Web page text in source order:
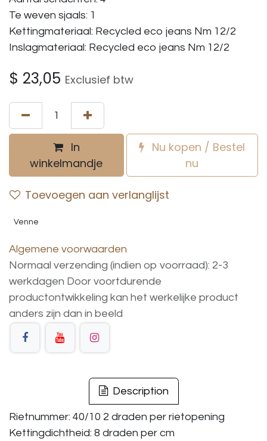
Te weven sjaals: 1
Kettingmateriaal: Recycled eco jeans Nm 12/2
Inslagmateriaal: Recycled eco jeans Nm 12/2
$ 23,05 Exclusief btw
In
winkelmandje
Nu kopen / Bestel
nu
Toevoegen aan verlanglijst
Venne
Algemene voorwaarden
Normaal verzending (indien op voorraad): 2-3
werkdagen Door voortdurende
productontwikkeling kan het werkelijke product
anders zijn dan in beeld
Description
Rietnummer: 40/10 2 draden per rietopening
Kettingdichtheid: 8 draden per cm